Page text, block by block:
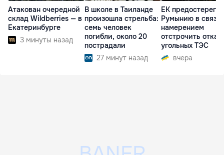
Атакован очередной
склад Wildberries — в
Екатеринбурге
3 минуты назад
В школе в Таиланде
произошла стрельба:
семь человек
погибли, около 20
пострадали
27 минут назад
ЕК предостерегла
Румынию в связи
намерением
отстрочить отказ
угольных ТЭС
вчера